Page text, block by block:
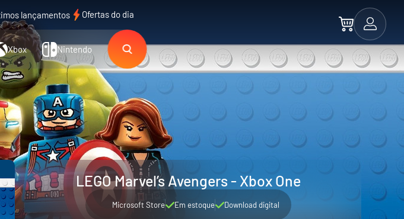
lançamentos Ofertas do dia
Xbox Nintendo
LEGO Marvel’s Avengers - Xbox One
Microsoft Store Em estoque Download digital